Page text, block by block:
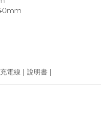
電線 | 說明書 |